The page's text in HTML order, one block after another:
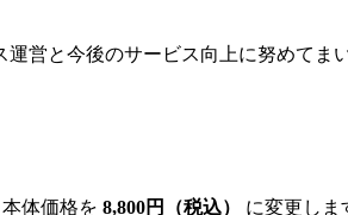
営と今後のサービス向上に努めてま
体価格を 8,800円（税込） に変更しま